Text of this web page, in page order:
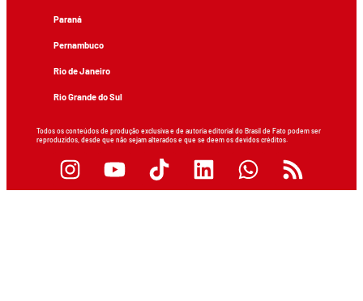
Paraná
Pernambuco
Rio de Janeiro
Rio Grande do Sul
Todos os conteúdos de produção exclusiva e de autoria editorial do Brasil de Fato podem ser
reproduzidos, desde que não sejam alterados e que se deem os devidos créditos.